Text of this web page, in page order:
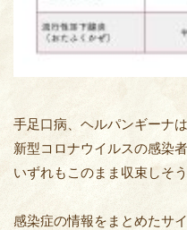
手足口病、ヘルパンギーナ
新型コロナウイルスの感染
いずれもこのまま収束しそ
感染症の情報をまとめたサ